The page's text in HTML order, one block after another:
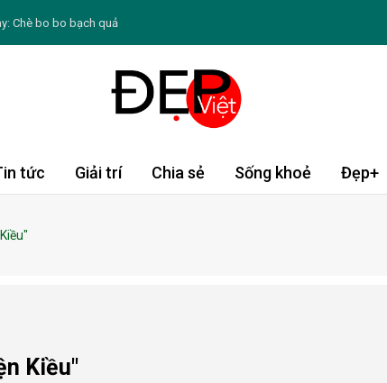
mẹ khi trở lại công việc
chất cần thiết cho mái tóc
mặt nạ giúp da mềm mại hơn
tức Giải trí Chia sẻ Sống khoẻ Đẹp+
Kiều"